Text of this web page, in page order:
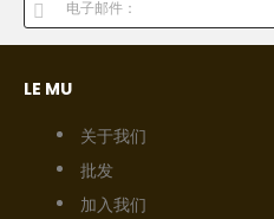
LE MU
关于我们
批发
加入我们